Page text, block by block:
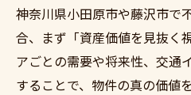
神奈川県小田原市や藤沢市で
合、まず「資産価値を見抜く
アごとの需要や将来性、交通
することで、物件の真の価値